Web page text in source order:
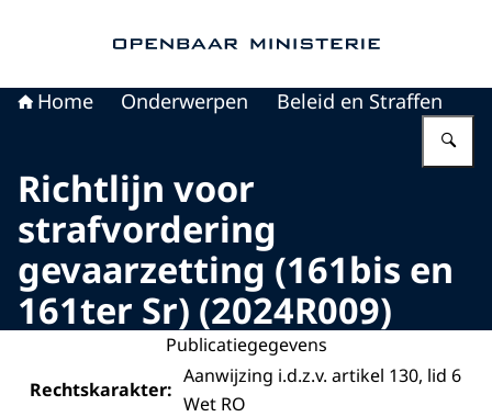
Home Onderwerpen Beleid en Straffen
Richtlijn voor
strafvordering
gevaarzetting (161bis en
161ter Sr) (2024R009)
Publicatiegegevens
Rechtskarakter:
Aanwijzing i.d.z.v. artikel 130, lid 6
Wet RO